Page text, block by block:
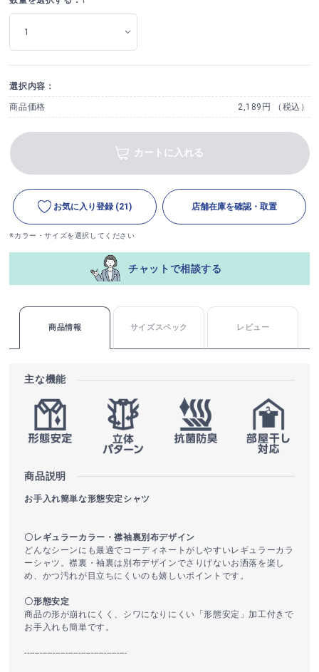
選択内容：
商品価格 2,189円 （税込）
カートに入れる
お気に入り登録 (21) 店舗在庫を確認・取置
※カラー・サイズを選択してください
チャットで相談する
商品情報 サイズスペック レビュー
主な機能
商品説明
お手入れ簡単な形態安定シャツ
〇レギュラーカラー・襟袖裏別布デザイン
どんなシーンにも最適でコーディネートがしやすいレギュラーカラ
ーシャツ。襟裏・袖裏は別布デザインでさりげないお洒落を楽し
め、かつ汚れが目立ちにくいのも嬉しいポイントです。
〇形態安定
商品の形が崩れにくく、シワになりにくい「形態安定」加工付きで
お手入れも簡単です。
----------------------------------------